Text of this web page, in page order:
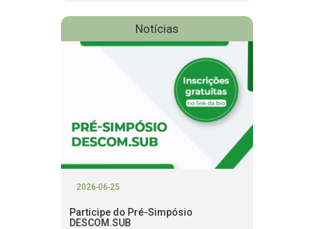
Notícias
2026-06-25
Participe do Pré-Simpósio
DESCOM.SUB